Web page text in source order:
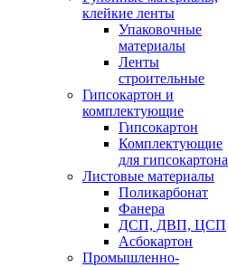
клейкие ленты
Упаковочные
материалы
Ленты
строительные
Гипсокартон и
комплектующие
Гипсокартон
Комплектующие
для гипсокартона
Листовые материалы
Поликарбонат
Фанера
ДСП, ДВП, ЦСП
Асбокартон
Промышленно-